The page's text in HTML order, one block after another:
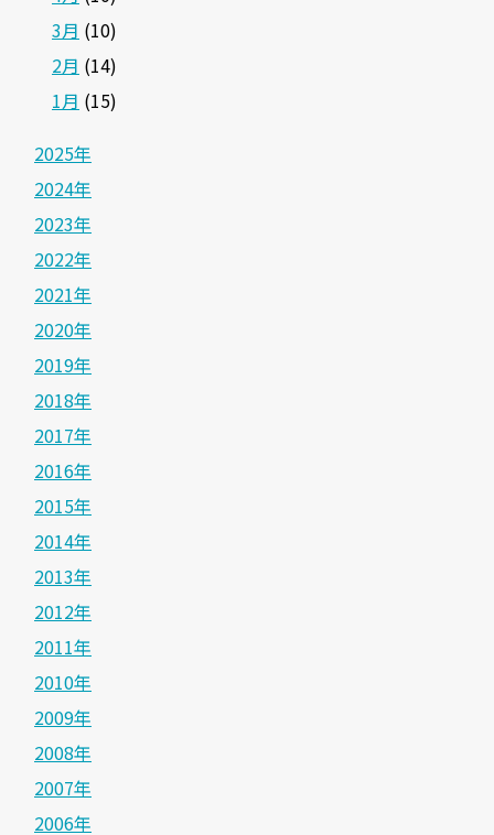
3月 (10)
2月 (14)
1月 (15)
2025年
2024年
2023年
2022年
2021年
2020年
2019年
2018年
2017年
2016年
2015年
2014年
2013年
2012年
2011年
2010年
2009年
2008年
2007年
2006年